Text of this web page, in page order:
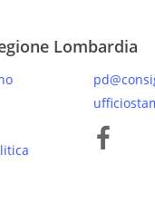
Lombardia
Pagine Facebook Gruppo Consiliare